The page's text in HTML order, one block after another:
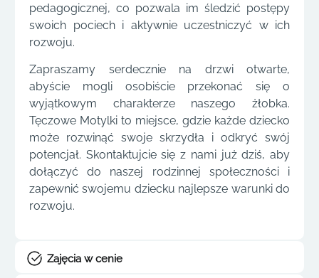
pedagogicznej, co pozwala im śledzić postępy
swoich pociech i aktywnie uczestniczyć w ich
rozwoju.
Zapraszamy serdecznie na drzwi otwarte,
abyście mogli osobiście przekonać się o
wyjątkowym charakterze naszego żłobka.
Tęczowe Motylki to miejsce, gdzie każde dziecko
może rozwinąć swoje skrzydła i odkryć swój
potencjał. Skontaktujcie się z nami już dziś, aby
dołączyć do naszej rodzinnej społeczności i
zapewnić swojemu dziecku najlepsze warunki do
rozwoju.
Zajęcia w cenie